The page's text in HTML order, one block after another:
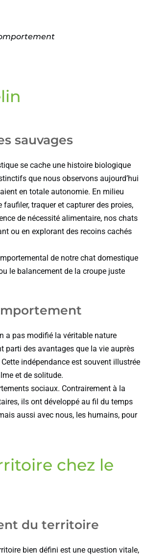
sauvages
se cache une histoire biologique
que nous observons aujourd’hui
en totale autonomie. En milieu
traquer et capturer des proies,
de nécessité alimentaire, nos chats
ou en explorant des recoins cachés
de notre chat domestique
le balancement de la croupe juste
a pas modifié la véritable nature
parti des avantages que la vie auprès
indépendance est souvent illustrée
et de solitude.
sociaux. Contrairement à la
ils ont développé au fil du temps
aussi avec nous, les humains, pour
chez le
du territoire
bien défini est une question vitale,